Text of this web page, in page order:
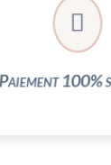

Paiement 100%
transactions par carte
sécurisées
de notre